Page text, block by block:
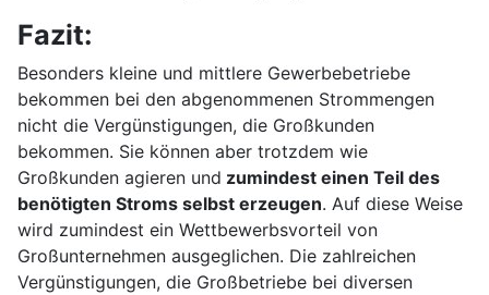
Fazit:
Besonders kleine und mittlere Gewerbebetriebe
bekommen bei den abgenommenen Strommengen
nicht die Vergünstigungen, die Großkunden
bekommen. Sie können aber trotzdem wie
Großkunden agieren und zumindest einen Teil des
benötigten Stroms selbst erzeugen. Auf diese Weise
wird zumindest ein Wettbewerbsvorteil von
Großunternehmen ausgeglichen. Die zahlreichen
Vergünstigungen, die Großbetriebe bei diversen